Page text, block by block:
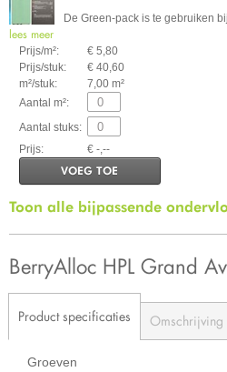
De Green-pack is te gebruiken
lees meer
Prijs/m²:
€ 5,80
Prijs/stuk:
€ 40,60
m²/stuk:
7,00 m²
Aantal m²:
Aantal stuks:
Prijs:
€ -,--
VOEG TOE
Toon alle bijpassende
BerryAlloc HPL Grand
Product specificaties Omschrijving
Groeven